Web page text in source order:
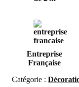
Entreprise
Française
Catégorie :